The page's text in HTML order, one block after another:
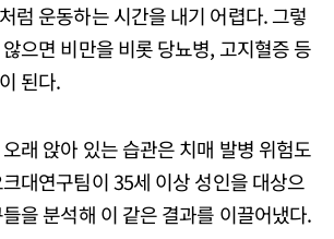
럼 운동하는 시간을 내기 어렵다. 그렇
으면 비만을 비롯 당뇨병, 고지혈증 등
된다.
래 앉아 있는 습관은 치매 발병 위험도
대연구팀이 35세 이상 성인을 대상으
을 분석해 이 같은 결과를 이끌어냈다.